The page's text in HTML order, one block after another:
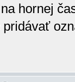
hornej